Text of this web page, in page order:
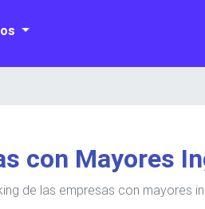
con Mayores
de las empresas con mayores